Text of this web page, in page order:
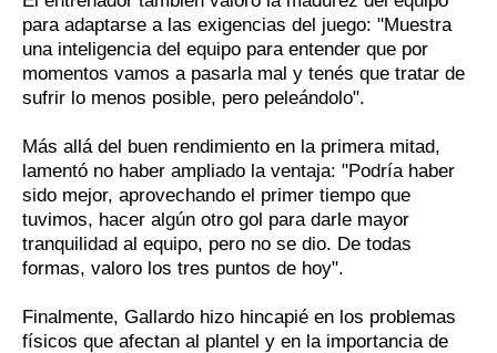
para adaptarse a las exigencias del juego: "Muestra
una inteligencia del equipo para entender que por
momentos vamos a pasarla mal y tenés que tratar de
sufrir lo menos posible, pero peleándolo".
Más allá del buen rendimiento en la primera mitad,
lamentó no haber ampliado la ventaja: "Podría haber
sido mejor, aprovechando el primer tiempo que
tuvimos, hacer algún otro gol para darle mayor
tranquilidad al equipo, pero no se dio. De todas
formas, valoro los tres puntos de hoy".
Finalmente, Gallardo hizo hincapié en los problemas
físicos que afectan al plantel y en la importancia de